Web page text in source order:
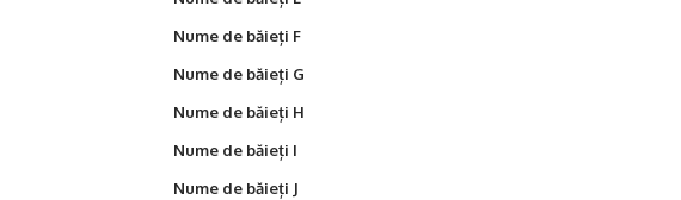
Nume de băieți F
Nume de băieți G
Nume de băieți H
Nume de băieți I
Nume de băieți J